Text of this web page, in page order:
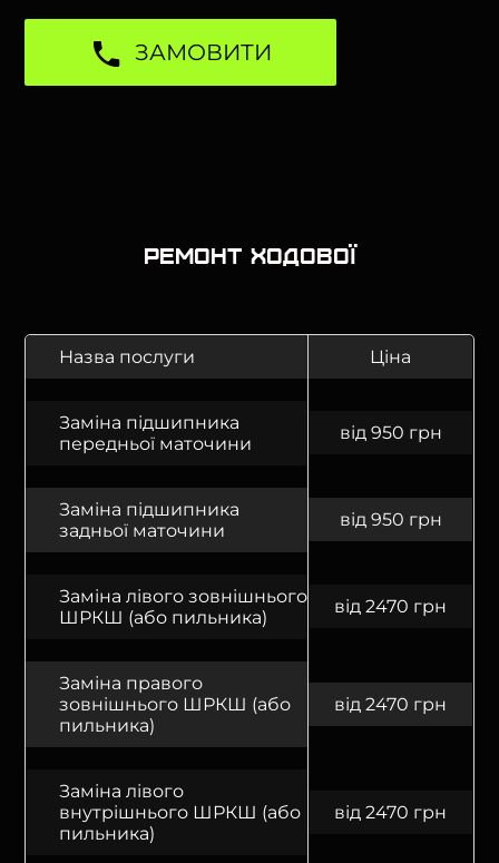
ЗАМОВИТИ
Ремонт ходової
Назва послуги Ціна
Заміна підшипника
передньої маточини
від 950 грн
Заміна підшипника
задньої маточини
від 950 грн
Заміна лівого зовнішнього
ШРКШ (або пильника)
від 2470 грн
Заміна правого
зовнішнього ШРКШ (або
пильника)
від 2470 грн
Заміна лівого
внутрішнього ШРКШ (або
пильника)
від 2470 грн